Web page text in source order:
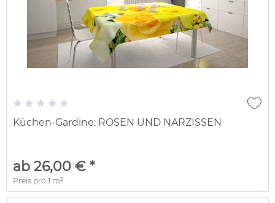
Küchen-Gardine: ROSEN UND NARZISSEN
ab 26,00 € *
Preis pro1 m²